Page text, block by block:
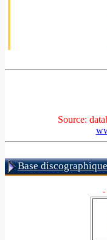
Source:
Base discographique
-